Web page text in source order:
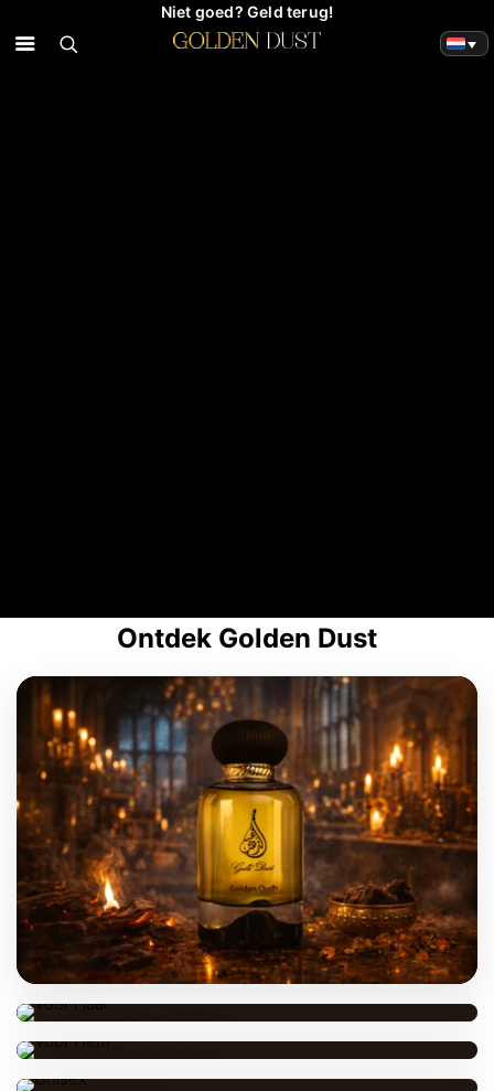
Niet goed? Geld terug!
Ontdek Golden Dust
BESTVERKOCHT
VOOR HAAR
VOOR HEM